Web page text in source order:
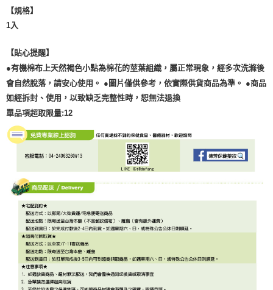
【規格】
1入
【貼心提醒】
●有機棉布上天然褐色小點為棉花的莖葉組織，屬正常現象，經多次洗滌後
會自然脫落，請安心使用。 ●圖片僅供參考，依實際供貨商品為準。 ●商品
如經拆封、使用，以致缺乏完整性時，恕無法退換
單品項超取限量:12